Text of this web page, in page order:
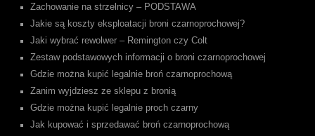
Zachowanie na strzelnicy – PODSTAWA
Jakie są koszty eksploatacji broni czarnoprochowej?
Jaki wybrać rewolwer – Remington czy Colt
Zestaw podstawowych informacji o broni czarnoprochowej
Gdzie można kupić legalnie broń czarnoprochową
Zanim wyjdziesz ze sklepu z bronią
Gdzie można kupić legalnie proch czarny
Jak kupować i sprzedawać broń czarnoprochową